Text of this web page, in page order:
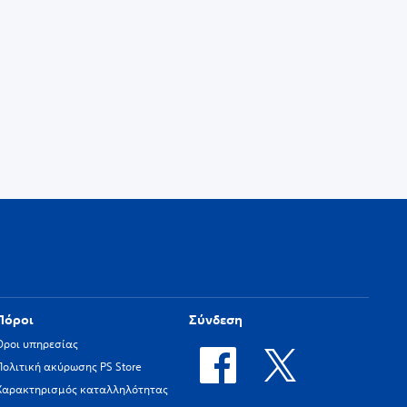
υπηρεσίας
ακύρωσης PS Store
καταλληλότητας
Σύνδεση